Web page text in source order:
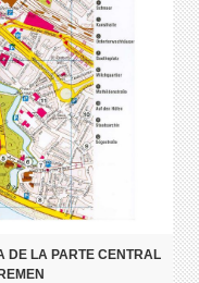
DE LA PARTE CENTRAL